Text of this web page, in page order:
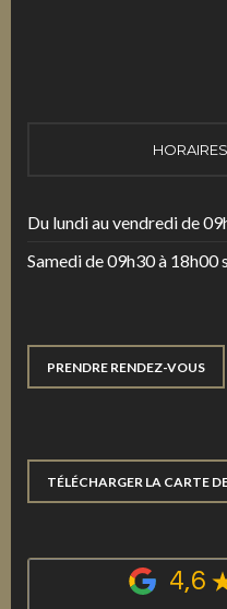
Du lundi au vendredi de
Samedi de 09h30 à 18h00
PRENDRE RENDEZ-VOUS
TÉLÉCHARGER LA CARTE
4,6